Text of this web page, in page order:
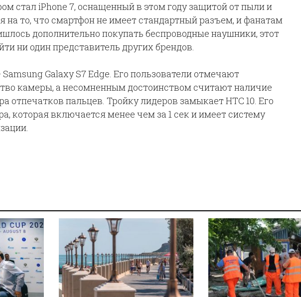
стал iPhone 7, оснащенный в этом году защитой от пыли и
на то, что смартфон не имеет стандартный разъем, и фанатам
дополнительно покупать беспроводные наушники, этот
ни один представитель других брендов.
Galaxy S7 Edge. Его пользователи отмечают
камеры, а несомненным достоинством считают наличие
отпечатков пальцев. Тройку лидеров замыкает HTC 10. Его
которая включается менее чем за 1 сек и имеет систему